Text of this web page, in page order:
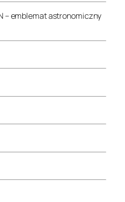
– emblemat astronomiczny